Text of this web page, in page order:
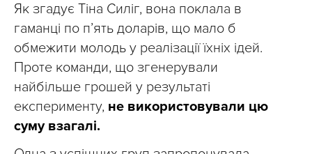
Як згадує Тіна Силіг, вона поклала в
гаманці по п’ять доларів, що мало б
обмежити молодь у реалізації їхніх ідей.
Проте команди, що згенерували
найбільше грошей у результаті
експерименту, не використовували цю
суму взагалі.